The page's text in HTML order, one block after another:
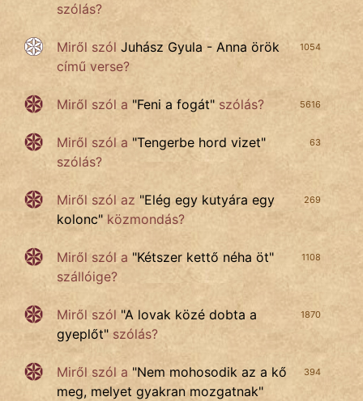
szólás?
1054
Miről szól Juhász Gyula - Anna örök
című verse?
5616
Miről szól a "Feni a fogát" szólás?
63
Miről szól a "Tengerbe hord vizet"
szólás?
269
Miről szól az "Elég egy kutyára egy
kolonc" közmondás?
1108
Miről szól a "Kétszer kettő néha öt"
szállóige?
1870
Miről szól "A lovak közé dobta a
gyeplőt" szólás?
394
Miről szól a "Nem mohosodik az a kő
meg, melyet gyakran mozgatnak"